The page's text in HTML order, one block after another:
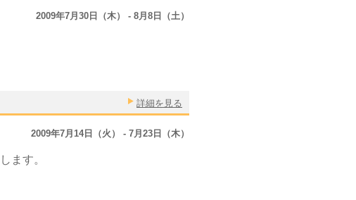
2009年7月30日（木） - 8月8日（土）
詳細を見る
2009年7月14日（火） - 7月23日（木）
ます。